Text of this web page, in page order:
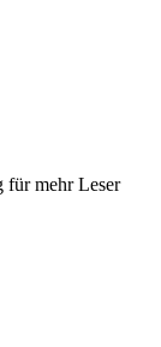
für mehr Leser